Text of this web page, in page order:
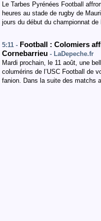
Le Tarbes Pyrénées Football
heures au stade de rugby de
jours du début du championnat
5:11 - Football : Colomiers
Cornebarrieu - LaDepeche.fr
Mardi prochain, le 11 août, une
columérins de l’USC Football de
fanion. Dans la suite des matchs